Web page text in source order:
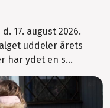
17. august 2026.
uddeler årets
har ydet en s...